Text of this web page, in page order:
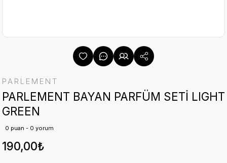
PARLEMENT
PARLEMENT BAYAN PARFÜM SETİ LIGHT
GREEN
0 puan - 0 yorum
190,00₺